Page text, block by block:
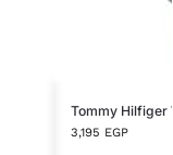
Tommy Hilfiger
3,195 EGP